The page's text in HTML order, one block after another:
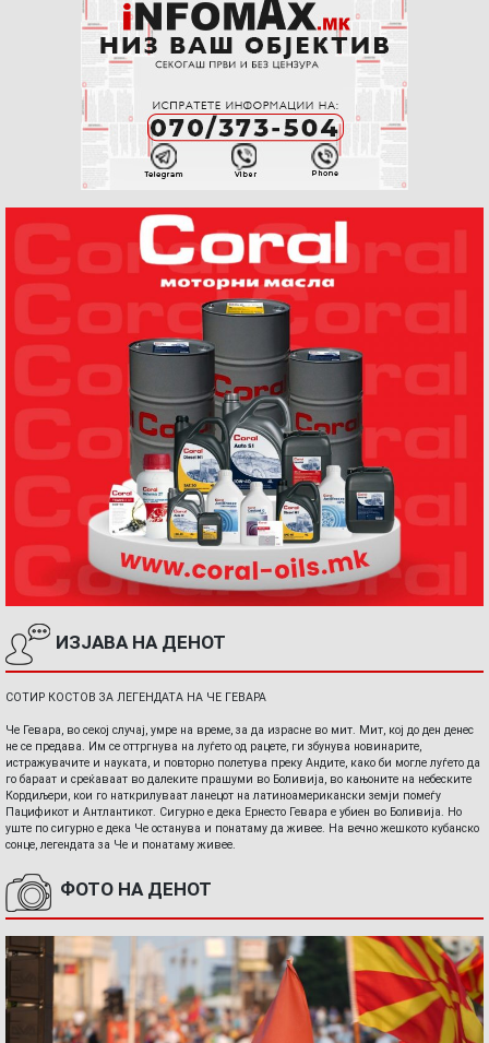
ИЗЈАВА НА ДЕНОТ
СОТИР КОСТОВ ЗА ЛЕГЕНДАТА НА ЧЕ ГЕВАРА
Че Гевара, во секој случај, умре на време, за да израсне во мит. Мит, кој до ден денес
не се предава. Им се оттргнува на луѓето од рацете, ги збунува новинарите,
истражувачите и науката, и повторно полетува преку Андите, како би могле луѓето да
го бараат и среќаваат во далеките прашуми во Боливија, во кањоните на небеските
Кордиљери, кои го наткрилуваат ланецот на латиноамерикански земји помеѓу
Пацификот и Антлантикот. Сигурно е дека Ернесто Гевара е убиен во Боливија. Но
уште по сигурно е дека Че останува и понатаму да живее. На вечно жешкото кубанско
сонце, легендата за Че и понатаму живее.
ФОТО НА ДЕНОТ